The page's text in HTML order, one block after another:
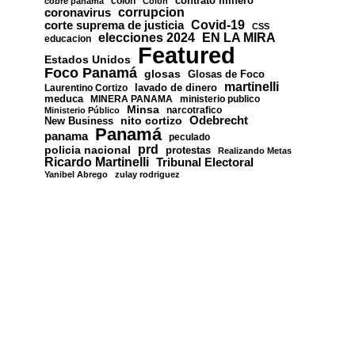
coronavirus corrupcion
corte suprema de justicia Covid-19 CSS
educacion elecciones 2024 EN LA MIRA
Estados Unidos Featured
Foco Panamá glosas Glosas de Foco
Laurentino Cortizo lavado de dinero martinelli
meduca MINERA PANAMA ministerio publico
Ministerio Público Minsa
narcotrafico
New Business
nito cortizo Odebrecht
panama Panamá peculado
policia nacional prd protestas Realizando Metas
Ricardo Martinelli Tribunal Electoral
Yanibel Abrego zulay rodriguez